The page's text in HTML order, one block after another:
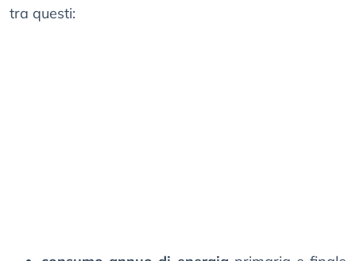
tra questi: